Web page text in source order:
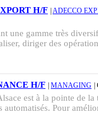
H/F ADECCO
une gamme très
diriger des
H/F MANAGING
est à la pointe de la
automatisés. Pour